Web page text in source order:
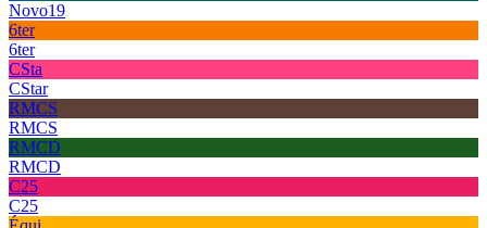
Novo19
6ter
6ter
CSta
CStar
RMCS
RMCS
RMCD
RMCD
C25
C25